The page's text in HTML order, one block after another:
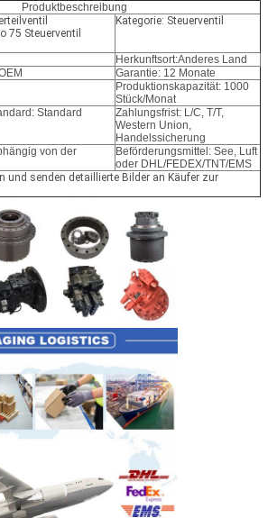
Produktbeschreibung
75 Steuerventil
Kategorie: Steuerventil
Herkunftsort:Anderes Land
Garantie: 12 Monate
Produktionskapazität: 1000
Stück/Monat
Standard
Zahlungsfrist: L/C, T/T,
Western Union,
Handelssicherung
von der
Beförderungsmittel: See, Luft
oder DHL/FEDEX/TNT/EMS
und senden detaillierte Bilder an Käufer zur